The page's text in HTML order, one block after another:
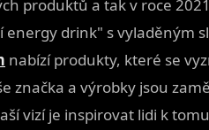
produktů a tak v roce
energy drink" s vyladěným
nabízí produkty, které se
značka a výrobky jsou
vizí je inspirovat lidi k